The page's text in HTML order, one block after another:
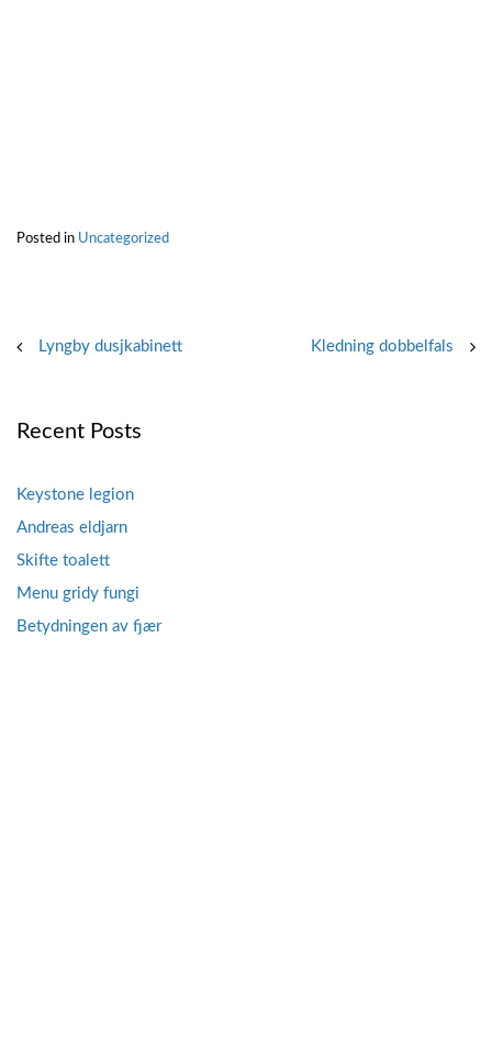
Posted in Uncategorized
PostLyngby dusjkabinett Kledning dobbelfals
Recent Posts
Keystone legion
Andreas eldjarn
Skifte toalett
Menu gridy fungi
Betydningen av fjær